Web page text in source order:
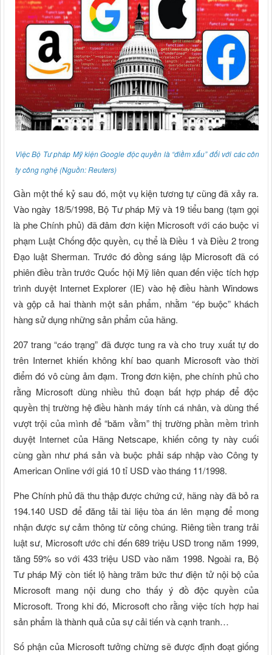
Việc Bộ Tư pháp Mỹ kiện Google độc quyền là “điềm xấu” đối với các công
ty công nghệ (Nguồn: Reuters)
Gần một thế kỷ sau đó, một vụ kiện tương tự cũng đã xảy ra.
Vào ngày 18/5/1998, Bộ Tư pháp Mỹ và 19 tiểu bang (tạm gọi
là phe Chính phủ) đã đâm đơn kiện Microsoft với cáo buộc vi
phạm Luật Chống độc quyền, cụ thể là Điều 1 và Điều 2 trong
Đạo luật Sherman. Trước đó đồng sáng lập Microsoft đã có
phiên điều trần trước Quốc hội Mỹ liên quan đến việc tích hợp
trình duyệt Internet Explorer (IE) vào hệ điều hành Windows
và gộp cả hai thành một sản phẩm, nhằm “ép buộc” khách
hàng sử dụng những sản phẩm của hãng.
207 trang “cáo trạng” đã được tung ra và cho truy xuất tự do
trên Internet khiến không khí bao quanh Microsoft vào thời
điểm đó vô cùng ảm đạm. Trong đơn kiện, phe chính phủ cho
rằng Microsoft dùng nhiều thủ đoạn bất hợp pháp để độc
quyền thị trường hệ điều hành máy tính cá nhân, và dùng thế
vượt trội của mình để “băm vằm” thị trường phần mềm trình
duyệt Internet của Hãng Netscape, khiến công ty này cuối
cùng gần như phá sản và buộc phải sáp nhập vào Công ty
American Online với giá 10 tỉ USD vào tháng 11/1998.
Phe Chính phủ đã thu thập được chứng cứ, hãng này đã bỏ ra
194.140 USD để đăng tải tài liệu tòa án lên mạng để mong
nhận được sự cảm thông từ công chúng. Riêng tiền trang trải
luật sư, Microsoft ước chi đến 689 triệu USD trong năm 1999,
tăng 59% so với 433 triệu USD vào năm 1998. Ngoài ra, Bộ
Tư pháp Mỹ còn tiết lộ hàng trăm bức thư điện tử nội bộ của
Microsoft mang nội dung cho thấy ý đồ độc quyền của
Microsoft. Trong khi đó, Microsoft cho rằng việc tích hợp hai
sản phẩm là thành quả của sự cải tiến và cạnh tranh…
Số phận của Microsoft tưởng chừng sẽ được định đoạt giống